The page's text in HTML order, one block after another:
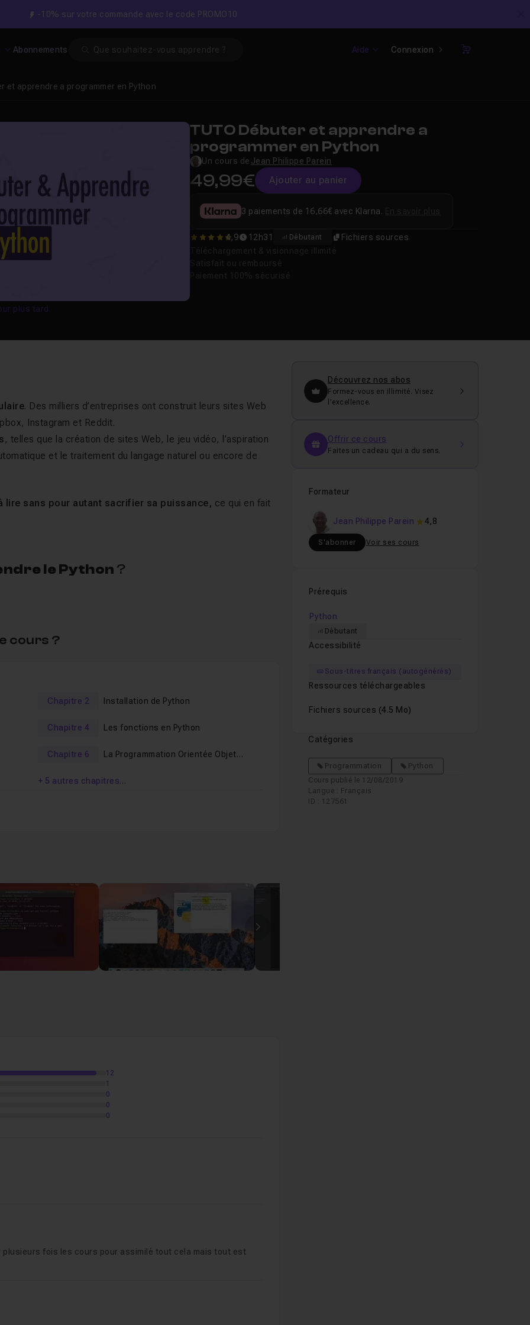
-10% sur votre commande avec le code PROMO10
Abonnements Aide Connexion
Panier
et apprendre a programmer en Python
plus tard
TUTO Débuter et apprendre a
programmer en Python
Un cours de Jean Philippe Parein
49,99€ Ajouter au panier
4.9230769230769
4,9 12h31 Débutant Fichiers sources
3 paiements de 16,66€ avec Klarna.
. Des milliers d’entreprises ont construit leurs sites Web
Instagram et Reddit.
, telles que la création de sites Web, le jeu vidéo, l’aspiration
et le traitement du langage naturel ou encore de
lire sans pour autant sacrifier sa puissance, ce qui en fait
le Python ?
d'aucun pré-requis, d'aucune compétence en développement
le Python.
cours ?
Chapitre 2 Installation de Python
Chapitre 4 Les fonctions en Python
Chapitre 6
La Programmation Orientée Objet
+ 5 autres chapitres…
(P.O.O)
en python
12
1
0
0
0
plusieurs fois les cours pour assimilé tout cela mais tout est
Découvrez nos abos
Formez-vous en illimité. Visez
l’excellence.
Offrir ce cours
Faites un cadeau qui a du sens.
Formateur
Jean Philippe Parein 4,8
S'abonner Voir ses cours
Prérequis
Python
Débutant
Accessibilité
Sous-titres français (autogénérés)
Ressources téléchargeables
Fichiers sources (4.5 Mo)
Catégories
Programmation
Python
Cours publié le 12/08/2019
Langue : Français
ID : 127561